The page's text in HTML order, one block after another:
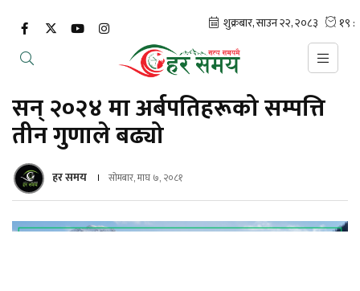
सन् २०२४ मा अर्बपतिहरूको सम्पत्ति
तीन गुणाले बढ्यो
हर समय सोमबार, माघ ७, २०८१